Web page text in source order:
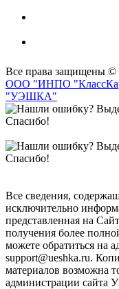
Все права защищены ©
ООО "ИНПО
"УЭШКА"
Все сведения,
исключительно
представленная на
получения более
можете обратиться на
support@ueshka.ru.
материалов возможна
администрации сайта